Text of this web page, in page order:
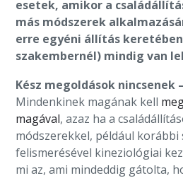
esetek, amikor a
más módszerek
erre egyéni állítás
szakembernél) mindig van
Kész megoldások nincsenek
Mindenkinek magának kell
magával, azaz ha a
módszerekkel, például korábbi
felismerésével kineziológiai
mi az, ami mindeddig gátolta,